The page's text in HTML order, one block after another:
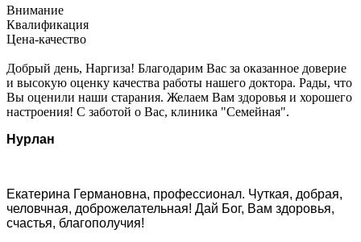
Внимание
Квалификация
Цена-качество
Добрый день, Наргиза! Благодарим Вас за оказанное доверие
и высокую оценку качества работы нашего доктора. Рады, что
Вы оценили наши старания. Желаем Вам здоровья и хорошего
настроения! С заботой о Вас, клиника "Семейная".
Нурлан
Екатерина Германовна, профессионал. Чуткая, добрая,
человчная, доброжелательная! Дай Бог, Вам здоровья,
счастья, благополучия!